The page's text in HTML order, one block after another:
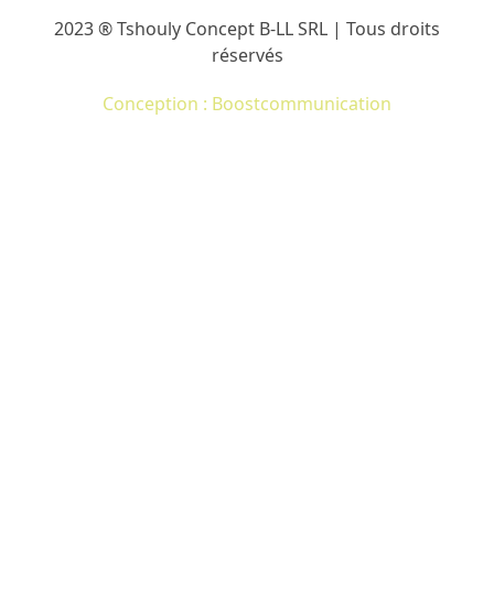
2023 ® Tshouly Concept B-LL SRL | Tous droits
réservés
Conception : Boostcommunication